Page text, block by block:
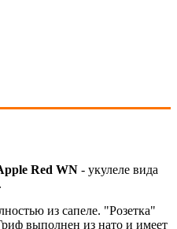
Red WN - укулеле вида
.
из сапеле. "Розетка"
выполнен из нато и имеет